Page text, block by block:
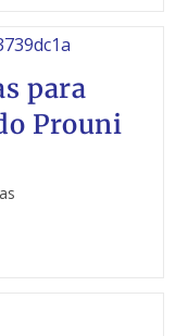
para
Prouni